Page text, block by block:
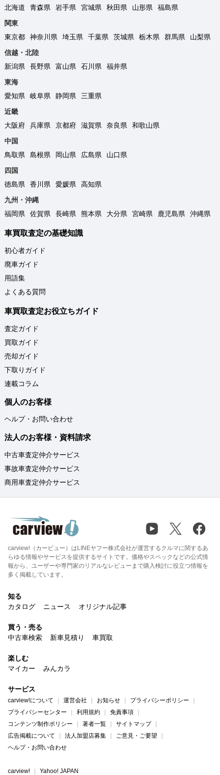
北海道
青森県 岩手県 宮城県 秋田県 山形県
福島県
関東
東京都
神奈川県 埼玉県 千葉県 茨城県 栃木県 群馬県
山梨県
信越・北陸
新潟県
長野県 富山県 石川県
福井県
東海
愛知県
岐阜県 静岡県
三重県
近畿
大阪府
兵庫県 京都府 滋賀県 奈良県
和歌山県
中国
鳥取県
島根県 岡山県 広島県
山口県
四国
徳島県
香川県 愛媛県
高知県
九州・沖縄
福岡県
佐賀県 長崎県 熊本県 大分県 宮崎県 鹿児島県 沖縄県
車買取査定の基礎知識
初心者ガイド
廃車ガイド
用語集
よくある質問
車買取査定お役立ちガイド
査定ガイド
買取ガイド
売却ガイド
下取りガイド
連載コラム
個人のお客様
ヘルプ・お問い合わせ
法人のお客様・資料請求
中古車査定仲介サービス
事故車査定仲介サービス
商用車査定仲介サービス
carview!（カービュー）はLINEヤフー株式会社が運営するクルマに関するあ
らゆる情報やサービスを提供するサイトです。価格やスペックなどの公式情
報から、ユーザーや専門家のリアルなレビューまで購入検討に役立つ情報を
多く掲載しています。
知る
カタログ
ニュース オリジナル記事
買う・売る
中古車検索
新車見積り 車買取
楽しむ
マイカー
みんカラ
サービス
carview!について 運営会社 お知らせ
プライバシーポリシー
プライバシーセンター
利用規約
免責事項
コンテンツ制作ポリシー
著者一覧
サイトマップ
広告掲載について
法人加盟店募集
ご意見・ご要望
ヘルプ・お問い合わせ
carview! Yahoo! JAPAN